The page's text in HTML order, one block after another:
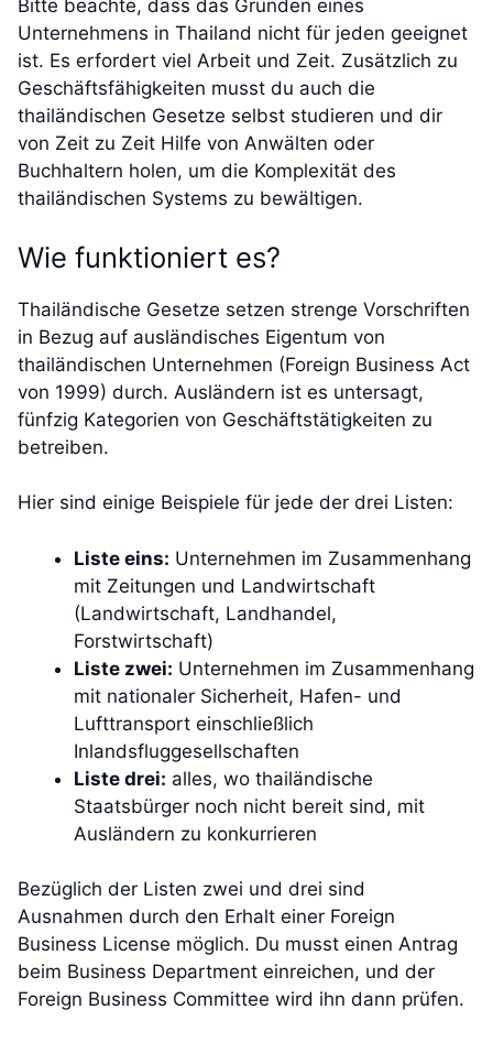
Bitte beachte, dass das Gründen eines
Unternehmens in Thailand nicht für jeden geeignet
ist. Es erfordert viel Arbeit und Zeit. Zusätzlich zu
Geschäftsfähigkeiten musst du auch die
thailändischen Gesetze selbst studieren und dir
von Zeit zu Zeit Hilfe von Anwälten oder
Buchhaltern holen, um die Komplexität des
thailändischen Systems zu bewältigen.
Wie funktioniert es?
Thailändische Gesetze setzen strenge Vorschriften
in Bezug auf ausländisches Eigentum von
thailändischen Unternehmen (Foreign Business Act
von 1999) durch. Ausländern ist es untersagt,
fünfzig Kategorien von Geschäftstätigkeiten zu
betreiben.
Hier sind einige Beispiele für jede der drei Listen:
Liste eins: Unternehmen im Zusammenhang
mit Zeitungen und Landwirtschaft
(Landwirtschaft, Landhandel,
Forstwirtschaft)
Liste zwei: Unternehmen im Zusammenhang
mit nationaler Sicherheit, Hafen- und
Lufttransport einschließlich
Inlandsfluggesellschaften
Liste drei: alles, wo thailändische
Staatsbürger noch nicht bereit sind, mit
Ausländern zu konkurrieren
Bezüglich der Listen zwei und drei sind
Ausnahmen durch den Erhalt einer Foreign
Business License möglich. Du musst einen Antrag
beim Business Department einreichen, und der
Foreign Business Committee wird ihn dann prüfen.